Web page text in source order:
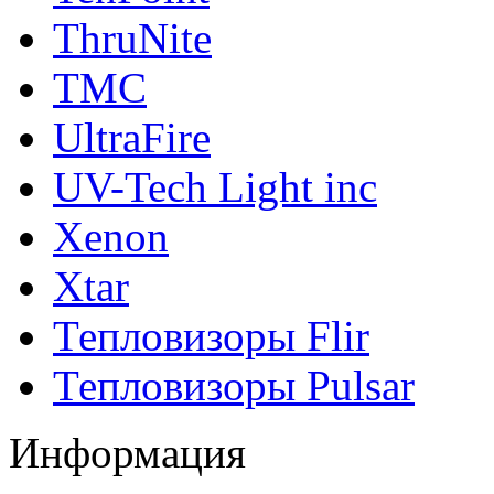
ThruNite
TMC
UltraFire
UV-Tech Light inc
Xenon
Xtar
Тепловизоры Flir
Тепловизоры Pulsar
Информация